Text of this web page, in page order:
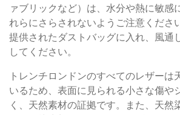
ァブリックなど）は、水分や熱に敏感
れらにさらされないようご注意くださ
提供されたダストバッグに入れ、風通
してください。
トレンチロンドンのすべてのレザーは
いるため、表面に見られる小さな傷や
く、天然素材の証拠です。また、天然